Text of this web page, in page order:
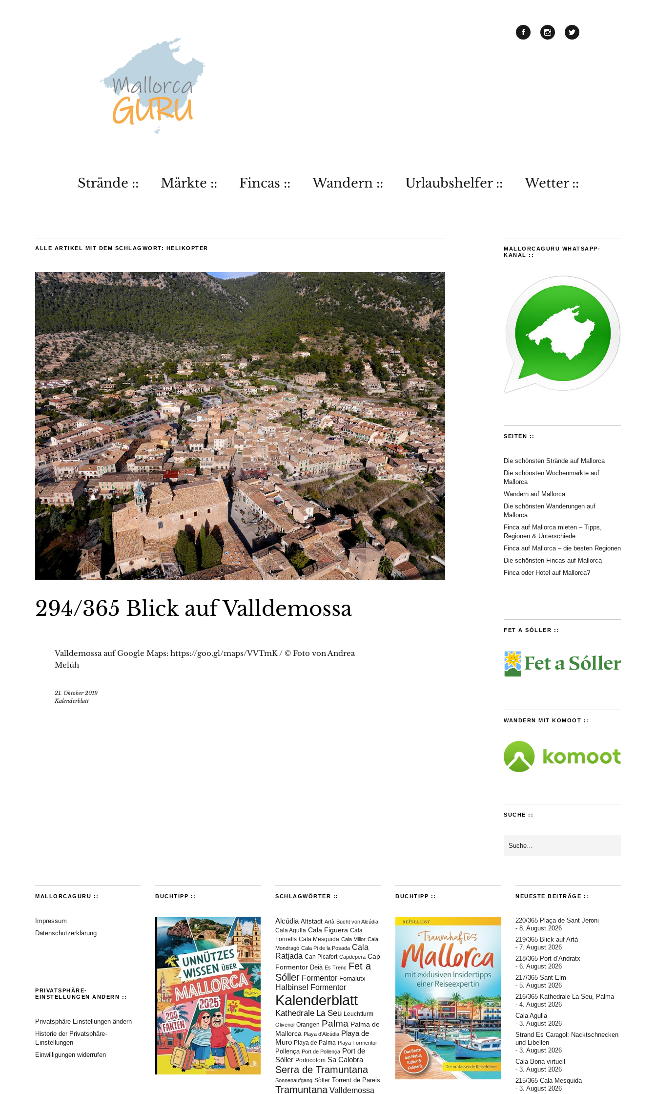
Strände :: Märkte :: Fincas :: Wandern :: Urlaubshelfer :: Wetter ::
ALLE ARTIKEL MIT DEM SCHLAGWORT: HELIKOPTER
294/365 Blick auf Valldemossa
Valldemossa auf Google Maps: https://goo.gl/maps/VVTmK / © Foto von Andrea
Melüh
21. Oktober 2019
Kalenderblatt
MALLORCAGURU WHATSAPP-
KANAL ::
SEITEN ::
Die schönsten Strände auf Mallorca
Die schönsten Wochenmärkte auf
Mallorca
Wandern auf Mallorca
Die schönsten Wanderungen auf
Mallorca
Finca auf Mallorca mieten – Tipps,
Regionen & Unterschiede
Finca auf Mallorca – die besten Regionen
Die schönsten Fincas auf Mallorca
Finca oder Hotel auf Mallorca?
FET A SÓLLER ::
WANDERN MIT KOMOOT ::
SUCHE ::
MALLORCAGURU ::
Impressum
Datenschutzerklärung
PRIVATSPHÄRE-
EINSTELLUNGEN ÄNDERN ::
Privatsphäre-Einstellungen ändern
Historie der Privatsphäre-
Einstellungen
Einwilligungen widerrufen
BUCHTIPP :: SCHLAGWÖRTER ::
Alcúdia Altstadt Artà Bucht von Alcúdia
Cala Agulla Cala Figuera Cala
Fornells Cala Mesquida Cala Millor Cala
Mondragó Cala Pi de la Posada Cala
Ratjada Can Picafort Capdepera Cap
Formentor Deià Es Trenc Fet a
Sóller Formentor Fornalutx
Halbinsel Formentor
Kalenderblatt
Kathedrale La Seu Leuchtturm
Olivenöl Orangen Palma Palma de
Mallorca Playa d'Alcúdia Playa de
Muro Playa de Palma Playa Formentor
Pollença Port de Pollença Port de
Sóller Portocolom Sa Calobra
Serra de Tramuntana
Sonnenaufgang Sòller Torrent de Pareis
Tramuntana Valldemossa
BUCHTIPP :: NEUESTE BEITRÄGE ::
220/365 Plaça de Sant Jeroni
8. August 2026
219/365 Blick auf Artà
7. August 2026
218/365 Port d’Andratx
6. August 2026
217/365 Sant Elm
5. August 2026
216/365 Kathedrale La Seu, Palma
4. August 2026
Cala Agulla
3. August 2026
Strand Es Caragol: Nacktschnecken
und Libellen
3. August 2026
Cala Bona virtuell
3. August 2026
215/365 Cala Mesquida
3. August 2026